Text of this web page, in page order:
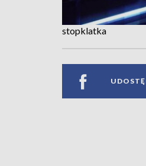
stopklatka